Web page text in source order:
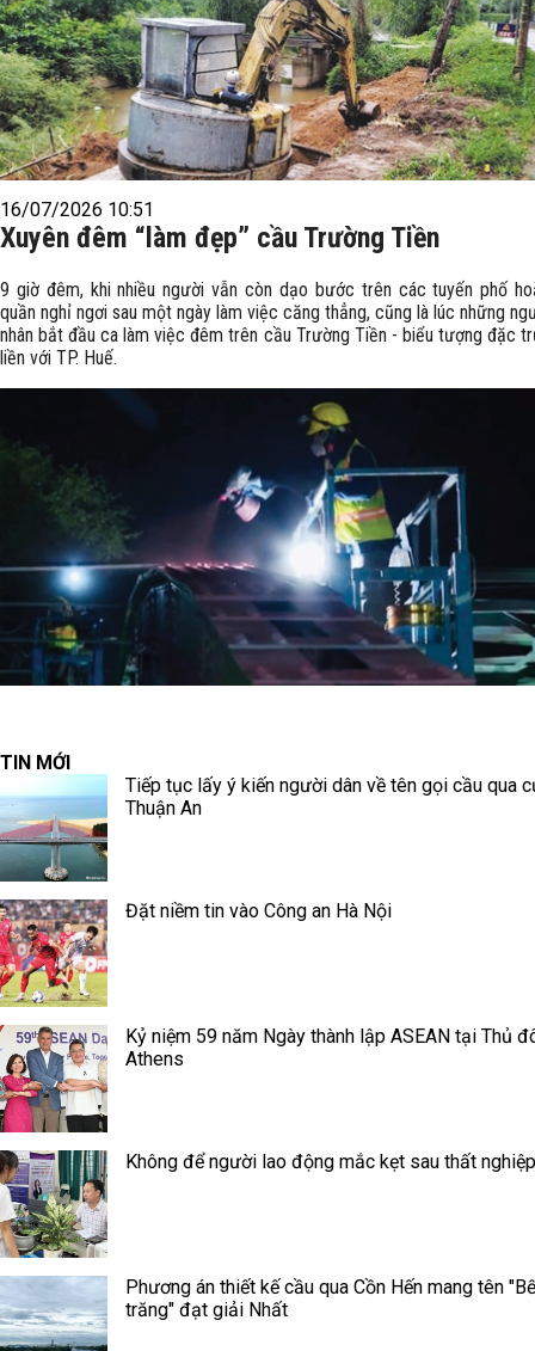
16/07/2026 10:51
Xuyên đêm “làm đẹp” cầu Trường Tiền
9 giờ đêm, khi nhiều người vẫn còn dạo bước trên các tuyến phố
quần nghỉ ngơi sau một ngày làm việc căng thẳng, cũng là lúc những
nhân bắt đầu ca làm việc đêm trên cầu Trường Tiền - biểu tượng đặc
liền với TP. Huế.
TIN MỚI
Tiếp tục lấy ý kiến người dân về tên gọi cầu qua
Thuận An
Đặt niềm tin vào Công an Hà Nội
Kỷ niệm 59 năm Ngày thành lập ASEAN tại Thủ
Athens
Không để người lao động mắc kẹt sau thất nghiệp
Phương án thiết kế cầu qua Cồn Hến mang tên
trăng" đạt giải Nhất